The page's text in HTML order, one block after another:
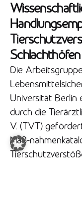
Schlachthöfen
Die
Universität Berlin
durch die
V. (TVT)
Maß-